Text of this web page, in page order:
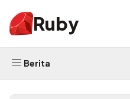
Ruby
Berita